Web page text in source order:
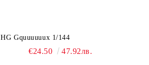
HG Gquuuuuux 1/144
€24.50 47.92лв.